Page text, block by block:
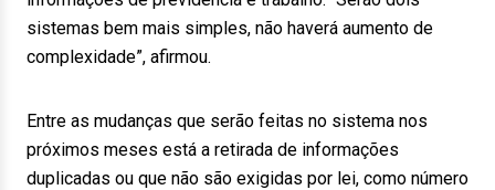
sistemas bem mais simples, não haverá aumento de
complexidade”, afirmou.
Entre as mudanças que serão feitas no sistema nos
próximos meses está a retirada de informações
duplicadas ou que não são exigidas por lei, como número